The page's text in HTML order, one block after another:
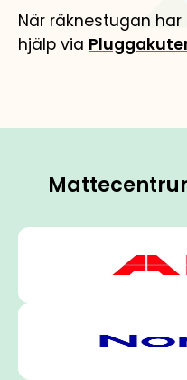
När räknestugan
hjälp via